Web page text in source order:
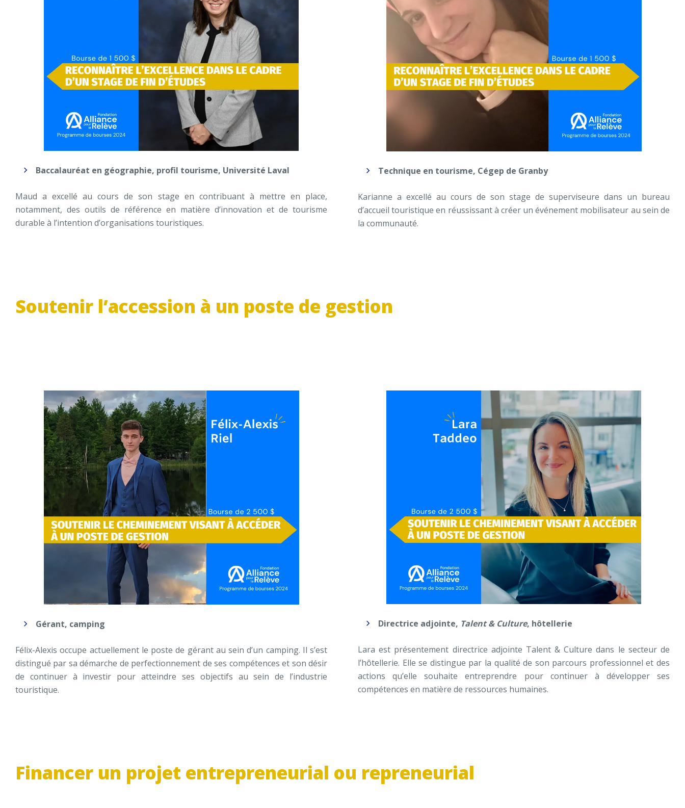
Baccalauréat en géographie, profil tourisme, Université Laval
Maud a excellé au cours de son stage en contribuant à mettre en place,
notamment, des outils de référence en matière d’innovation et de tourisme
durable à l’intention d’organisations touristiques.
Technique en tourisme, Cégep de Granby
Karianne a excellé au cours de son stage de superviseure dans un bureau
d’accueil touristique en réussissant à créer un événement mobilisateur au sein de
la communauté.
Soutenir l’accession à un poste de gestion
Gérant, camping
Félix-Alexis occupe actuellement le poste de gérant au sein d’un camping. Il s’est
distingué par sa démarche de perfectionnement de ses compétences et son désir
de continuer à investir pour atteindre ses objectifs au sein de l’industrie
touristique.
Directrice adjointe, Talent & Culture, hôtellerie
Lara est présentement directrice adjointe Talent & Culture dans le secteur de
l’hôtellerie. Elle se distingue par la qualité de son parcours professionnel et des
actions qu’elle souhaite entreprendre pour continuer à développer ses
compétences en matière de ressources humaines.
Financer un projet entrepreneurial ou repreneurial